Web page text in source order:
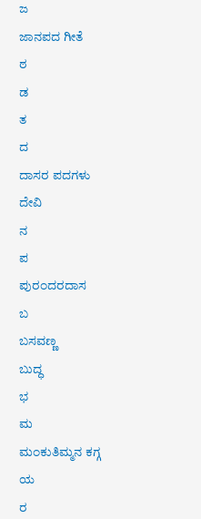
ಜ
ಜಾನಪದ ಗೀತೆ
ಠ
ಡ
ತ
ದ
ದಾಸರ ಪದಗಳು
ದೇವಿ
ನ
ಪ
ಪುರಂದರದಾಸ
ಬ
ಬಸವಣ್ಣ
ಬುದ್ಧ
ಭ
ಮ
ಮಂಕುತಿಮ್ಮನ ಕಗ್ಗ
ಯ
ರ